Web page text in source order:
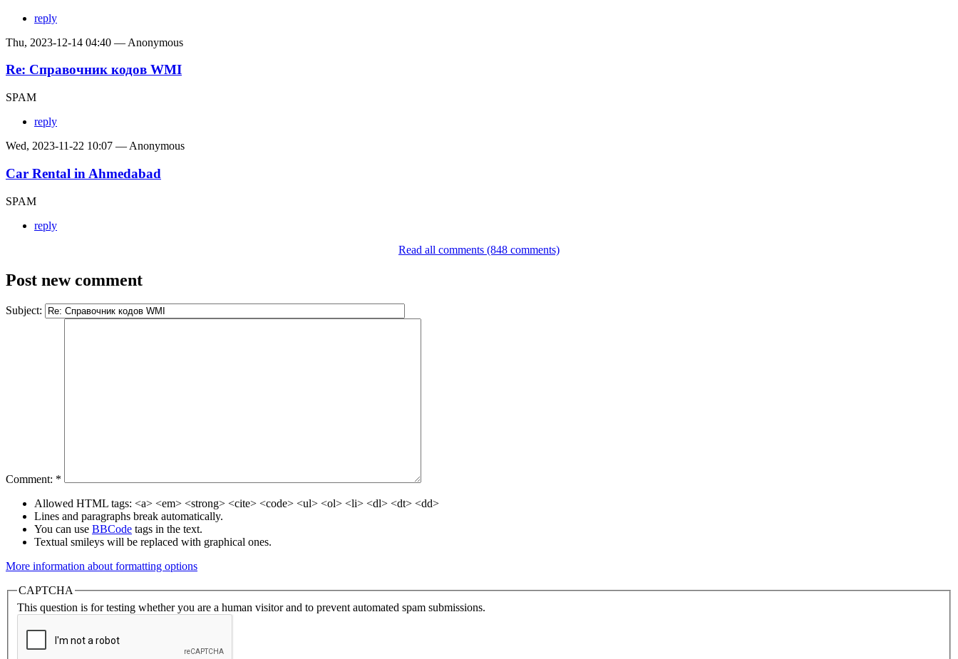
reply
Thu, 2023-12-14 04:40 — Anonymous
Re: Справочник кодов WMI
SPAM
reply
Wed, 2023-11-22 10:07 — Anonymous
Car Rental in Ahmedabad
SPAM
reply
Read all comments (848 comments)
Post new comment
Subject:
Comment: *
Allowed HTML tags: <a> <em> <strong> <cite> <code> <ul> <ol> <li> <dl> <dt> <dd>
Lines and paragraphs break automatically.
You can use BBCode tags in the text.
Textual smileys will be replaced with graphical ones.
More information about formatting options
CAPTCHA
This question is for testing whether you are a human visitor and to prevent automated spam submissions.